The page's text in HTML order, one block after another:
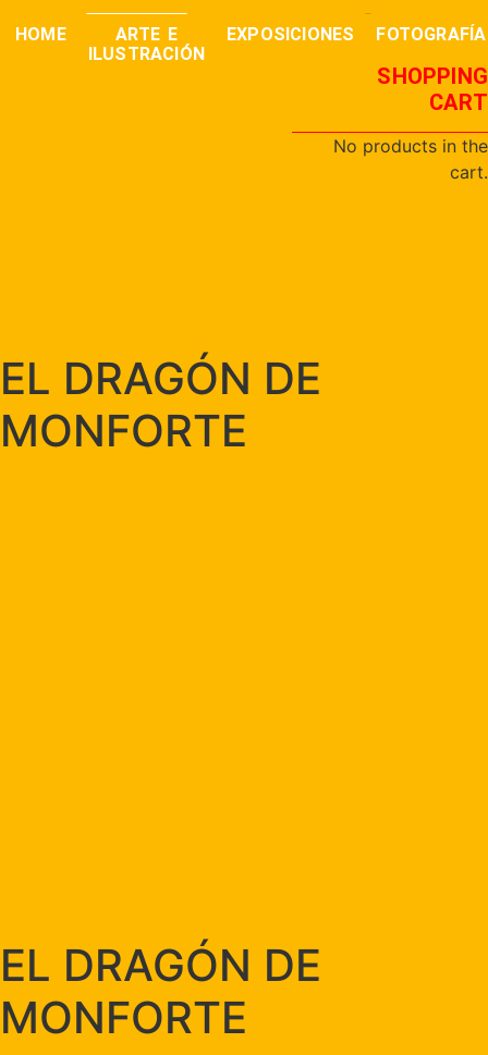
HOME
ARTE E
ILUSTRACIÓN
EXPOSICIONES FOTOGRAFÍA
buscar 0,00€
SHOPPING
CART
No products in the
cart.
EL DRAGÓN DE
MONFORTE
EL DRAGÓN DE
MONFORTE